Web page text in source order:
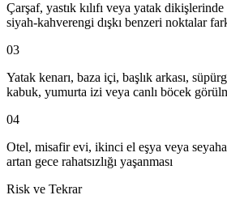
Çarşaf, yastık kılıfı veya yatak
siyah-kahverengi dışkı benzeri noktalar
03
Yatak kenarı, baza içi, başlık arkası,
kabuk, yumurta izi veya canlı böcek
04
Otel, misafir evi, ikinci el eşya veya
artan gece rahatsızlığı yaşanması
Risk ve Tekrar